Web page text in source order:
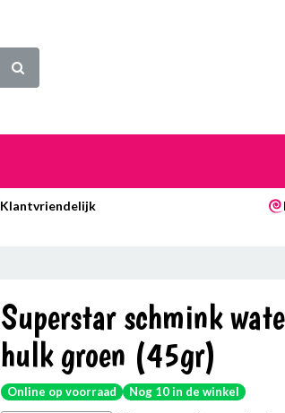
Klantvriendelijk
Superstar schmink
hulk groen (45gr)
Online op voorraad Nog 10 in de winkel